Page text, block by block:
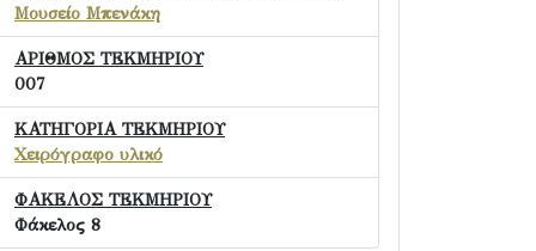
Μουσείο Μπενάκη
ΑΡΙΘΜΟΣ ΤΕΚΜΗΡΙΟΥ
007
ΚΑΤΗΓΟΡΙΑ ΤΕΚΜΗΡΙΟΥ
Χειρόγραφο υλικό
ΦΑΚΕΛΟΣ ΤΕΚΜΗΡΙΟΥ
Φάκελος 8